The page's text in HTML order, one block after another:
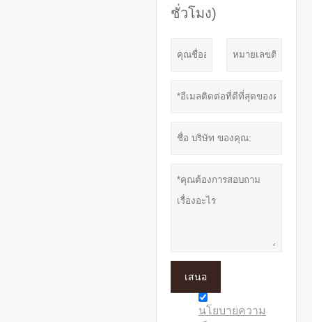
ชั่วโมง)
เสนอ
นโยบายความ